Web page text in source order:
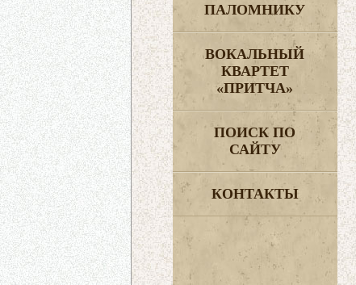
ПАЛОМНИКУ
ВОКАЛЬНЫЙ
КВАРТЕТ
«ПРИТЧА»
ПОИСК ПО
САЙТУ
КОНТАКТЫ